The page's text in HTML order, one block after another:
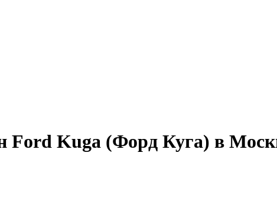
Ford Kuga (Форд Куга) в